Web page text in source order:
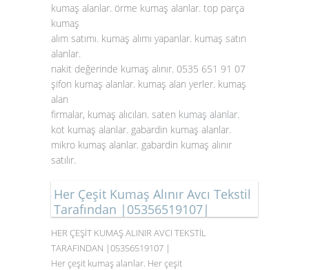
kumaş alanlar. örme kumaş alanlar. top parça
kumaş
alım satımı. kumaş alımı yapanlar. kumaş satın
alanlar.
nakit değerinde kumaş alınır. 0535 651 91 07
şifon kumaş alanlar. kumaş alan yerler. kumaş
alan
firmalar, kumaş alıcıları. saten kumaş alanlar.
kot kumaş alanlar. gabardin kumaş alanlar.
mikro kumaş alanlar. gabardin kumaş alınır
satılır.
Her Çeşit Kumaş Alınır Avcı Tekstil
Tarafından |05356519107|
HER ÇEŞİT KUMAŞ ALINIR AVCI TEKSTİL
TARAFINDAN |05356519107 |
Her çeşit kumaş alanlar. Her çeşit